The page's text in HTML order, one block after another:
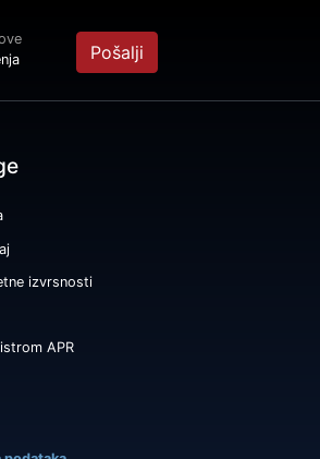
Pošalji
izvrsnosti
APR